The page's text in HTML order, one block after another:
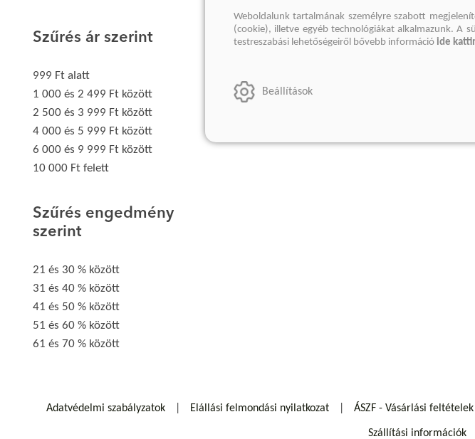
Szűrés ár szerint
999 Ft alatt
1 000 és 2 499 Ft között
2 500 és 3 999 Ft között
4 000 és 5 999 Ft között
6 000 és 9 999 Ft között
10 000 Ft felett
Szűrés engedmény
szerint
21 és 30 % között
31 és 40 % között
41 és 50 % között
51 és 60 % között
61 és 70 % között
Adatvédelmi szabályzatok Elállási felmondási nyilatkozat ÁSZF - Vásárlási feltételek
Szállítási információk
Weboldalunk tartalmának személyre szabott
(cookie), illetve egyéb technológiákat alkalmazunk. A
testreszabási lehetőségeiről bővebb információ ide
Beállítások